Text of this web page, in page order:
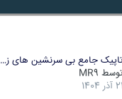
جامع بی سرنشین های ز…
توسط MR9
1404